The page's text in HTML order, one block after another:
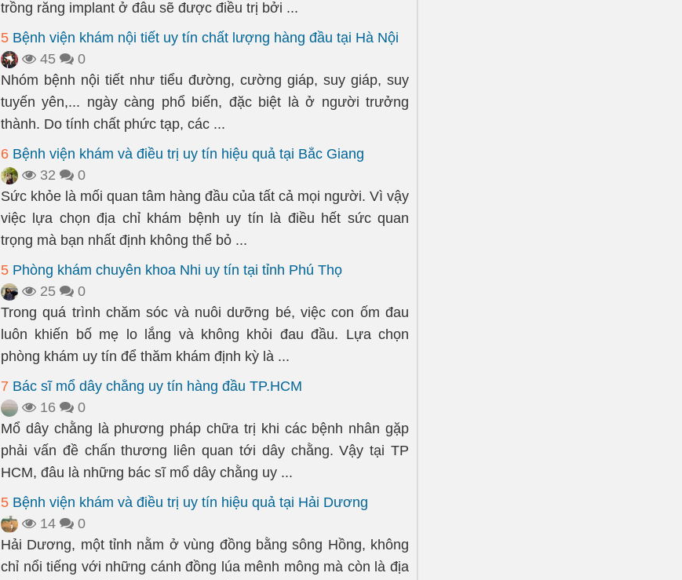
trồng răng implant ở đâu sẽ được điều trị bởi ...
5 Bệnh viện khám nội tiết uy tín chất lượng hàng đầu tại Hà Nội
45
0
Nhóm bệnh nội tiết như tiểu đường, cường giáp, suy giáp, suy
tuyến yên,... ngày càng phổ biến, đặc biệt là ở người trưởng
thành. Do tính chất phức tạp, các ...
6 Bệnh viện khám và điều trị uy tín hiệu quả tại Bắc Giang
32
0
Sức khỏe là mối quan tâm hàng đầu của tất cả mọi người. Vì vậy
việc lựa chọn địa chỉ khám bệnh uy tín là điều hết sức quan
trọng mà bạn nhất định không thể bỏ ...
5 Phòng khám chuyên khoa Nhi uy tín tại tỉnh Phú Thọ
25
0
Trong quá trình chăm sóc và nuôi dưỡng bé, việc con ốm đau
luôn khiến bố mẹ lo lắng và không khỏi đau đầu. Lựa chọn
phòng khám uy tín để thăm khám định kỳ là ...
7 Bác sĩ mổ dây chằng uy tín hàng đầu TP.HCM
16
0
Mổ dây chằng là phương pháp chữa trị khi các bệnh nhân gặp
phải vấn đề chấn thương liên quan tới dây chằng. Vậy tại TP
HCM, đâu là những bác sĩ mổ dây chằng uy ...
5 Bệnh viện khám và điều trị uy tín hiệu quả tại Hải Dương
14
0
Hải Dương, một tỉnh nằm ở vùng đồng bằng sông Hồng, không
chỉ nổi tiếng với những cánh đồng lúa mênh mông mà còn là địa